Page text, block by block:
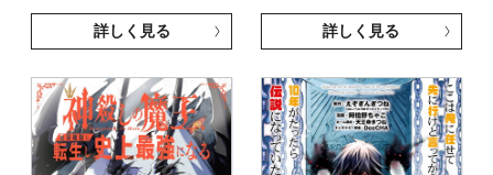
詳しく見る 詳しく見る